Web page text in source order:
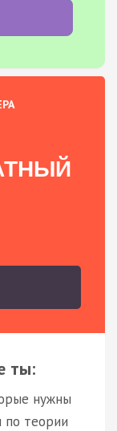
ты:
нужны
теории